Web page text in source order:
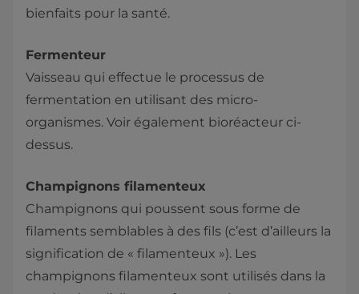
bienfaits pour la santé.
Fermenteur
Vaisseau qui effectue le processus de
fermentation en utilisant des micro-
organismes. Voir également bioréacteur ci-
dessus.
Champignons filamenteux
Champignons qui poussent sous forme de
filaments semblables à des fils (c’est d’ailleurs la
signification de « filamenteux »). Les
champignons filamenteux sont utilisés dans la